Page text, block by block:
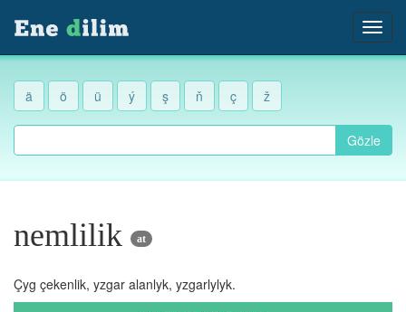
ä ö ü ý ş ň ç ž
Gözle
nemlilik at
Çyg çekenlik, yzgar alanlyk, yzgarlylyk.